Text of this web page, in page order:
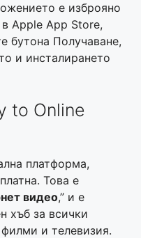
е изброянo
в Apple App Store,
бутона Получаване,
и инсталирането
to Online
платформа,
Това е
видео,” и е
хъб за всички
и телевизия.